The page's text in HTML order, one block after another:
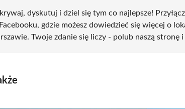
dyskutuj i dziel się tym co najlepsze!
gdzie możesz dowiedzieć się więcej o
Twoje zdanie się liczy - polub naszą stronę i